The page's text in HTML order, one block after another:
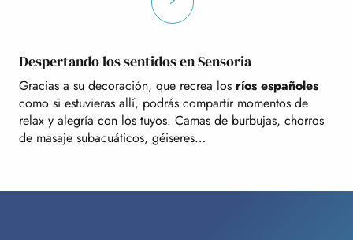
Despertando los sentidos en Sensoria
Gracias a su decoración, que recrea los ríos españoles
como si estuvieras allí, podrás compartir momentos de
relax y alegría con los tuyos. Camas de burbujas, chorros
de masaje subacuáticos, géiseres…